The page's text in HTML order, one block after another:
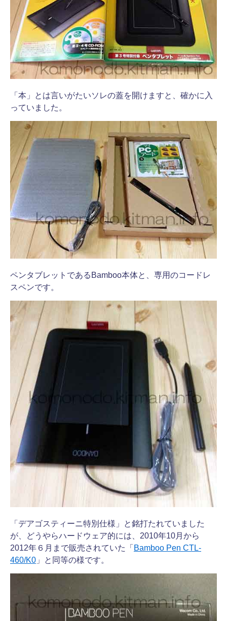
「本」とは言いがたいソレの蓋を開けますと、確かに入
っていました。
ペンタブレットであるBamboo本体と、専用のコードレ
スペンです。
「デアゴスティーニ特別仕様」と銘打たれていました
が、どうやらハードウェア的には、2010年10月から
2012年６月まで販売されていた「 Bamboo Pen CTL-
460/K0 」と同等の様です。